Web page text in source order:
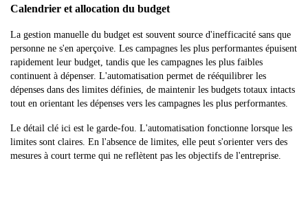
Calendrier et allocation du budget
La gestion manuelle du budget est souvent source d'inefficacité sans que
personne ne s'en aperçoive. Les campagnes les plus performantes épuisent
rapidement leur budget, tandis que les campagnes les plus faibles
continuent à dépenser. L'automatisation permet de rééquilibrer les
dépenses dans des limites définies, de maintenir les budgets totaux intacts
tout en orientant les dépenses vers les campagnes les plus performantes.
Le détail clé ici est le garde-fou. L'automatisation fonctionne lorsque les
limites sont claires. En l'absence de limites, elle peut s'orienter vers des
mesures à court terme qui ne reflètent pas les objectifs de l'entreprise.